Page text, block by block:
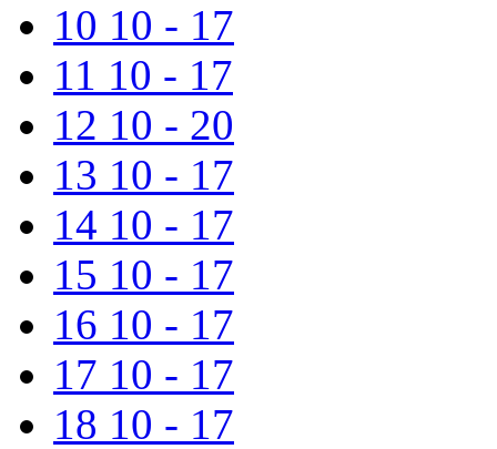
10 10 - 17
11 10 - 17
12 10 - 20
13 10 - 17
14 10 - 17
15 10 - 17
16 10 - 17
17 10 - 17
18 10 - 17